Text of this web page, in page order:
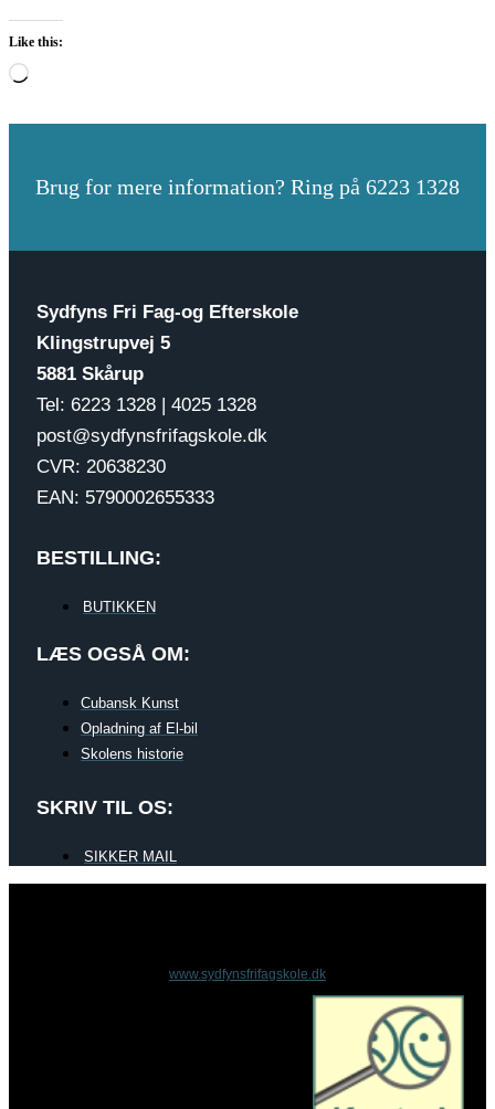
Like this:
Loading…
Brug for mere information? Ring på 6223 1328
Sydfyns Fri Fag-og Efterskole
Klingstrupvej 5
5881 Skårup
Tel: 6223 1328 | 4025 1328
post@sydfynsfrifagskole.dk
CVR: 20638230
EAN: 5790002655333
BESTILLING:
BUTIKKEN
LÆS OGSÅ OM:
Cubansk Kunst
Opladning af El-bil
Skolens historie
SKRIV TIL OS:
SIKKER MAIL
www.sydfynsfrifagskole.dk